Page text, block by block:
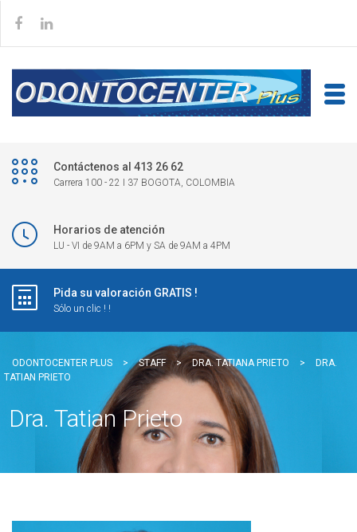
Contáctenos al 413 26 62
Carrera 100 - 22 I 37 BOGOTA, COLOMBIA
Horarios de atención
LU - VI de 9AM a 6PM y SA de 9AM a 4PM
Pida su valoración GRATIS !
Sólo un clic ! !
ODONTOCENTER PLUS > STAFF > DRA. TATIANA PRIETO >
DRA.
TATIAN PRIETO
Dra. Tatian Prieto